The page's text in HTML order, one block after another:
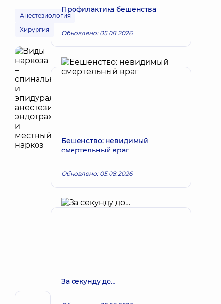
Анестезиология
Хирургия
Профилактика бешенства
Обновлено: 05.08.2026
Бешенство: невидимый
смертельный враг
Обновлено: 05.08.2026
За секунду до…